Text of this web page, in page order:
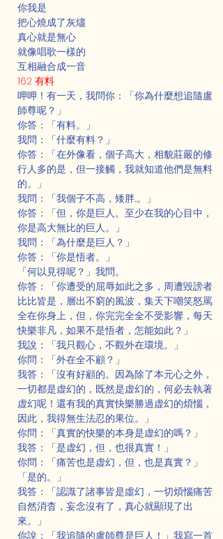
你我是
把心燒成了灰燼
真心就是無心
就像唱歌一樣的
互相融合成一音
162 有料
呷呷！有一天，我問你：「你為什麼想追隨盧
師尊呢？」
你答：「有料。」
我問：「什麼有料？」
你答：「在外像看，個子高大，相貌莊嚴的修
行人多的是，但一接觸，我就知道他們是無料
的。」
我問：「我個子不高，矮胖...。」
你答：「但，你是巨人。至少在我的心目中，
你是高大無比的巨人。」
我問：「為什麼是巨人？」
你答：「你是悟者。」
「何以見得呢？」我問。
你答：「你遭受的屈辱如此之多，周遭毀謗者
比比皆是，層出不窮的風波，集天下嘲笑怒罵
全在你身上，但，你完完全全不受影響，每天
快樂非凡，如果不是悟者，怎能如此？」
我說：「我只觀心，不觀外在環境。」
你問：「外在全不顧？」
我答：「沒有好顧的。因為除了本元心之外，
一切都是虚幻的，既然是虚幻的，何必去執著
虚幻呢！還有我的真實快樂勝過虚幻的煩惱，
因此，我得無生法忍的果位。」
你問：「真實的快樂的本身是虚幻的嗎？」
我答：「是虚幻，但，也很真實！」
你問：「痛苦也是虚幻，但，也是真實？」
「是的。」
我答：「認識了諸事皆是虛幻，一切煩惱痛苦
自然消杳，妄念沒有了，真心就顯現了出
來。」
你說：「我追隨的盧師尊是巨人！」我寫一首